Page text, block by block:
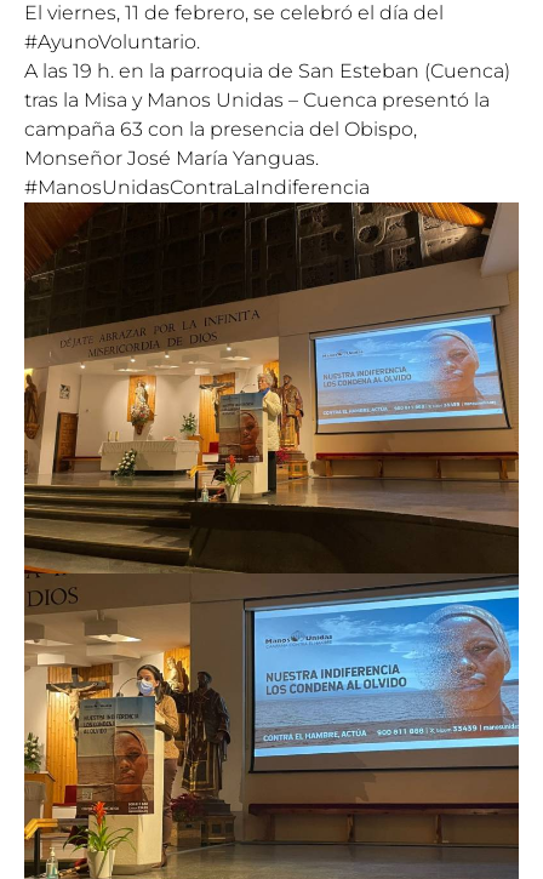
El viernes, 11 de febrero, se celebró el día del
#AyunoVoluntario.
A las 19 h. en la parroquia de San Esteban (Cuenca)
tras la Misa y Manos Unidas – Cuenca presentó la
campaña 63 con la presencia del Obispo,
Monseñor José María Yanguas.
#ManosUnidasContraLaIndiferencia